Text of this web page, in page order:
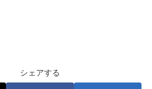
シェアする